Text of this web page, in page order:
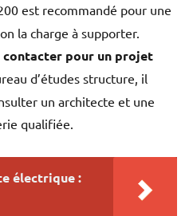
est recommandé pour une
la charge à supporter.
pour un projet
d’études structure, il
un architecte et une
qualifiée.
électrique :